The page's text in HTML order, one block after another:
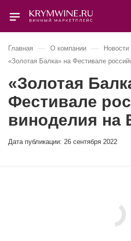
Главная — О компании — Новости
«Золотая Балка» на Фестивале
«Золотая
Фестивале
виноделия на
Дата публикации: 26 сентября 2022